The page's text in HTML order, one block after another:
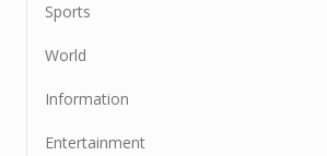
Sports
World
Information
Entertainment